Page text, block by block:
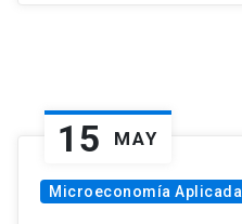
15 MAY
Microeconomía Aplicada